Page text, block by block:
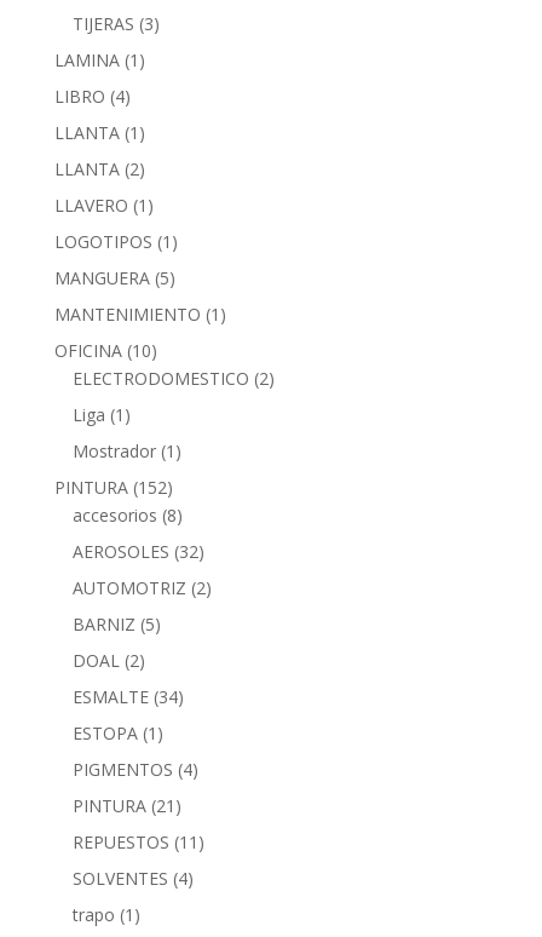
TIJERAS (3)
LAMINA (1)
LIBRO (4)
LLANTA (1)
LLANTA (2)
LLAVERO (1)
LOGOTIPOS (1)
MANGUERA (5)
MANTENIMIENTO (1)
OFICINA (10)
ELECTRODOMESTICO (2)
Liga (1)
Mostrador (1)
PINTURA (152)
accesorios (8)
AEROSOLES (32)
AUTOMOTRIZ (2)
BARNIZ (5)
DOAL (2)
ESMALTE (34)
ESTOPA (1)
PIGMENTOS (4)
PINTURA (21)
REPUESTOS (11)
SOLVENTES (4)
trapo (1)